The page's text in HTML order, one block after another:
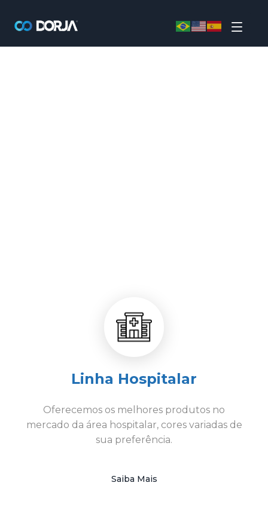
Linha Hospitalar
Oferecemos os melhores produtos no
mercado da área hospitalar, cores variadas de
sua preferência.
Saiba Mais